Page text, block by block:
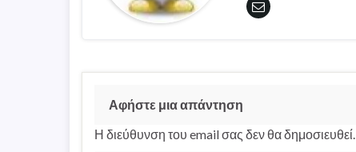
Αφήστε μια απάντηση
Η διεύθυνση του email σας δεν θα δημοσιευθεί.